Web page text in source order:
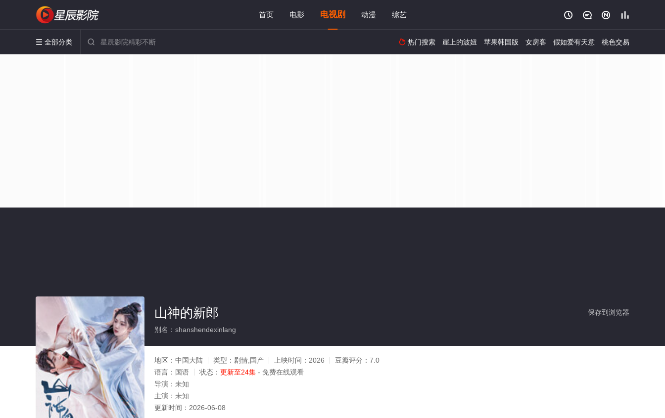
首页 电影 电视剧 动漫 综艺    
 全部分类   热门搜索 崖上的波妞 苹果韩国版 女房客 假如爱有天意 桃色交易
保存到浏览器
山神的新郎
别名：shanshendexinlang
地区： 中国大陆 类型： 剧情,国产 上映时间： 2026 豆瓣评分： 7.0
语言： 国语 状态： 更新至24集 - 免费在线观看
导演： 未知
主演： 未知
更新时间： 2026-06-08